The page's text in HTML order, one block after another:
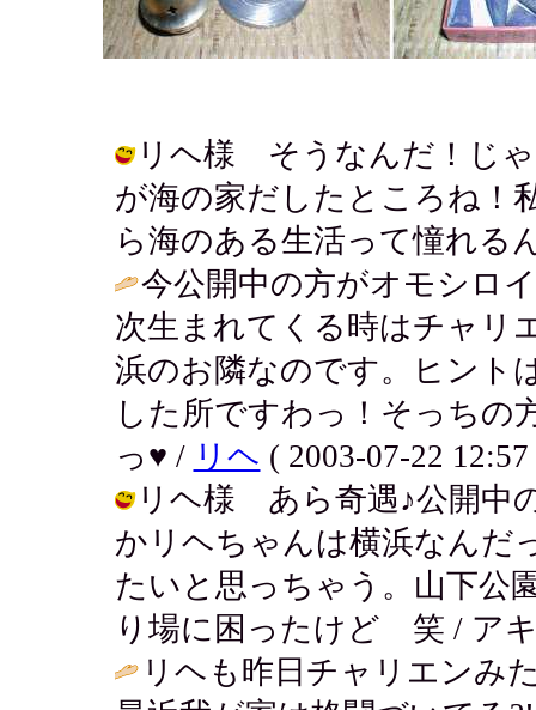
リヘ様 そうなんだ！じゃ
が海の家だしたところね！
ら海のある生活って憧れる
今公開中の方がオモシロ
次生まれてくる時はチャ
浜のお隣なのです。ヒント
した所ですわっ！そっちの
っ♥ / リヘ ( 2003-07-22 12:57
リヘ様 あら奇遇♪公開中
かリヘちゃんは横浜なんだ
たいと思っちゃう。山下公
り場に困ったけど 笑 / アキ
リヘも昨日チャリエンみ